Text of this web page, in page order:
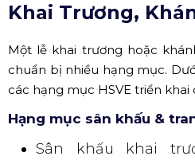
Khai Trương,
Một lễ khai trương hoặc
chuẩn bị nhiều hạng mục.
các hạng mục HSVE triển khai
Hạng mục sân khấu &
Sân khấu khai